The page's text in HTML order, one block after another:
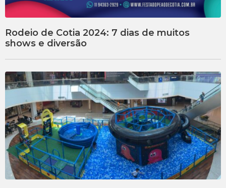
Rodeio de Cotia 2024: 7 dias de muitos
shows e diversão